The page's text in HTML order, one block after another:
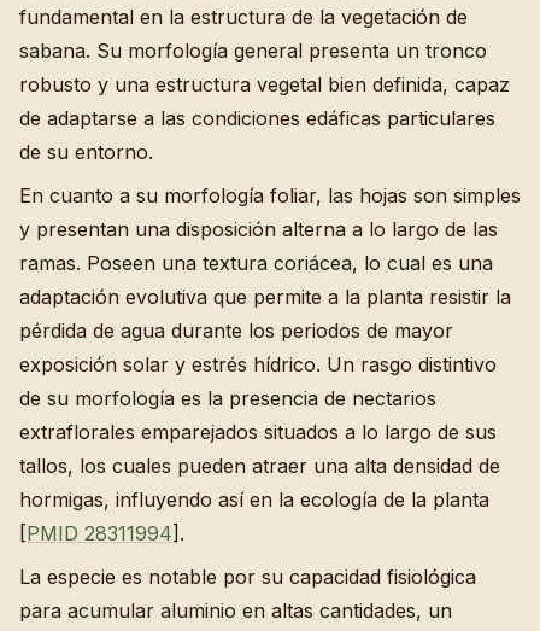
fundamental en la estructura de la vegetación de
sabana. Su morfología general presenta un tronco
robusto y una estructura vegetal bien definida, capaz
de adaptarse a las condiciones edáficas particulares
de su entorno.
En cuanto a su morfología foliar, las hojas son simples
y presentan una disposición alterna a lo largo de las
ramas. Poseen una textura coriácea, lo cual es una
adaptación evolutiva que permite a la planta resistir la
pérdida de agua durante los periodos de mayor
exposición solar y estrés hídrico. Un rasgo distintivo
de su morfología es la presencia de nectarios
extraflorales emparejados situados a lo largo de sus
tallos, los cuales pueden atraer una alta densidad de
hormigas, influyendo así en la ecología de la planta
[PMID 28311994].
La especie es notable por su capacidad fisiológica
para acumular aluminio en altas cantidades, un